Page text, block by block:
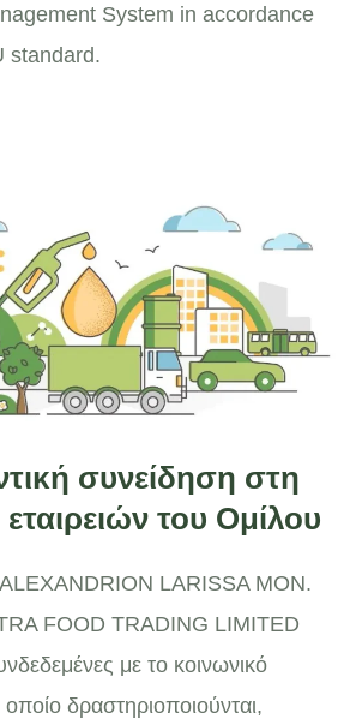
System in accordance
standard.
συνείδηση στη
του Ομίλου
ALEXANDRION LARISSA ΜΟΝ.
FOOD TRADING LIMITED
με το κοινωνικό
δραστηριοποιούνται,